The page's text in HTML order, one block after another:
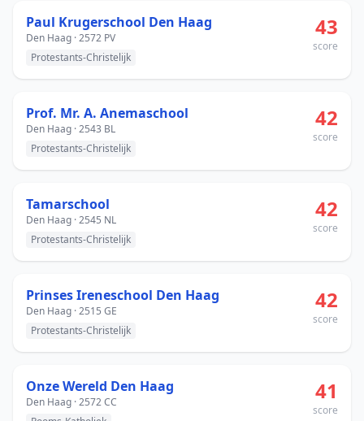
Paul Krugerschool Den Haag
Den Haag · 2572 PV
Protestants-Christelijk
43
score
Prof. Mr. A. Anemaschool
Den Haag · 2543 BL
Protestants-Christelijk
42
score
Tamarschool
Den Haag · 2545 NL
Protestants-Christelijk
42
score
Prinses Ireneschool Den Haag
Den Haag · 2515 GE
Protestants-Christelijk
42
score
Onze Wereld Den Haag
Den Haag · 2572 CC
41
score